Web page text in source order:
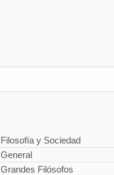
Filosofía y Sociedad
General
Grandes Filósofos